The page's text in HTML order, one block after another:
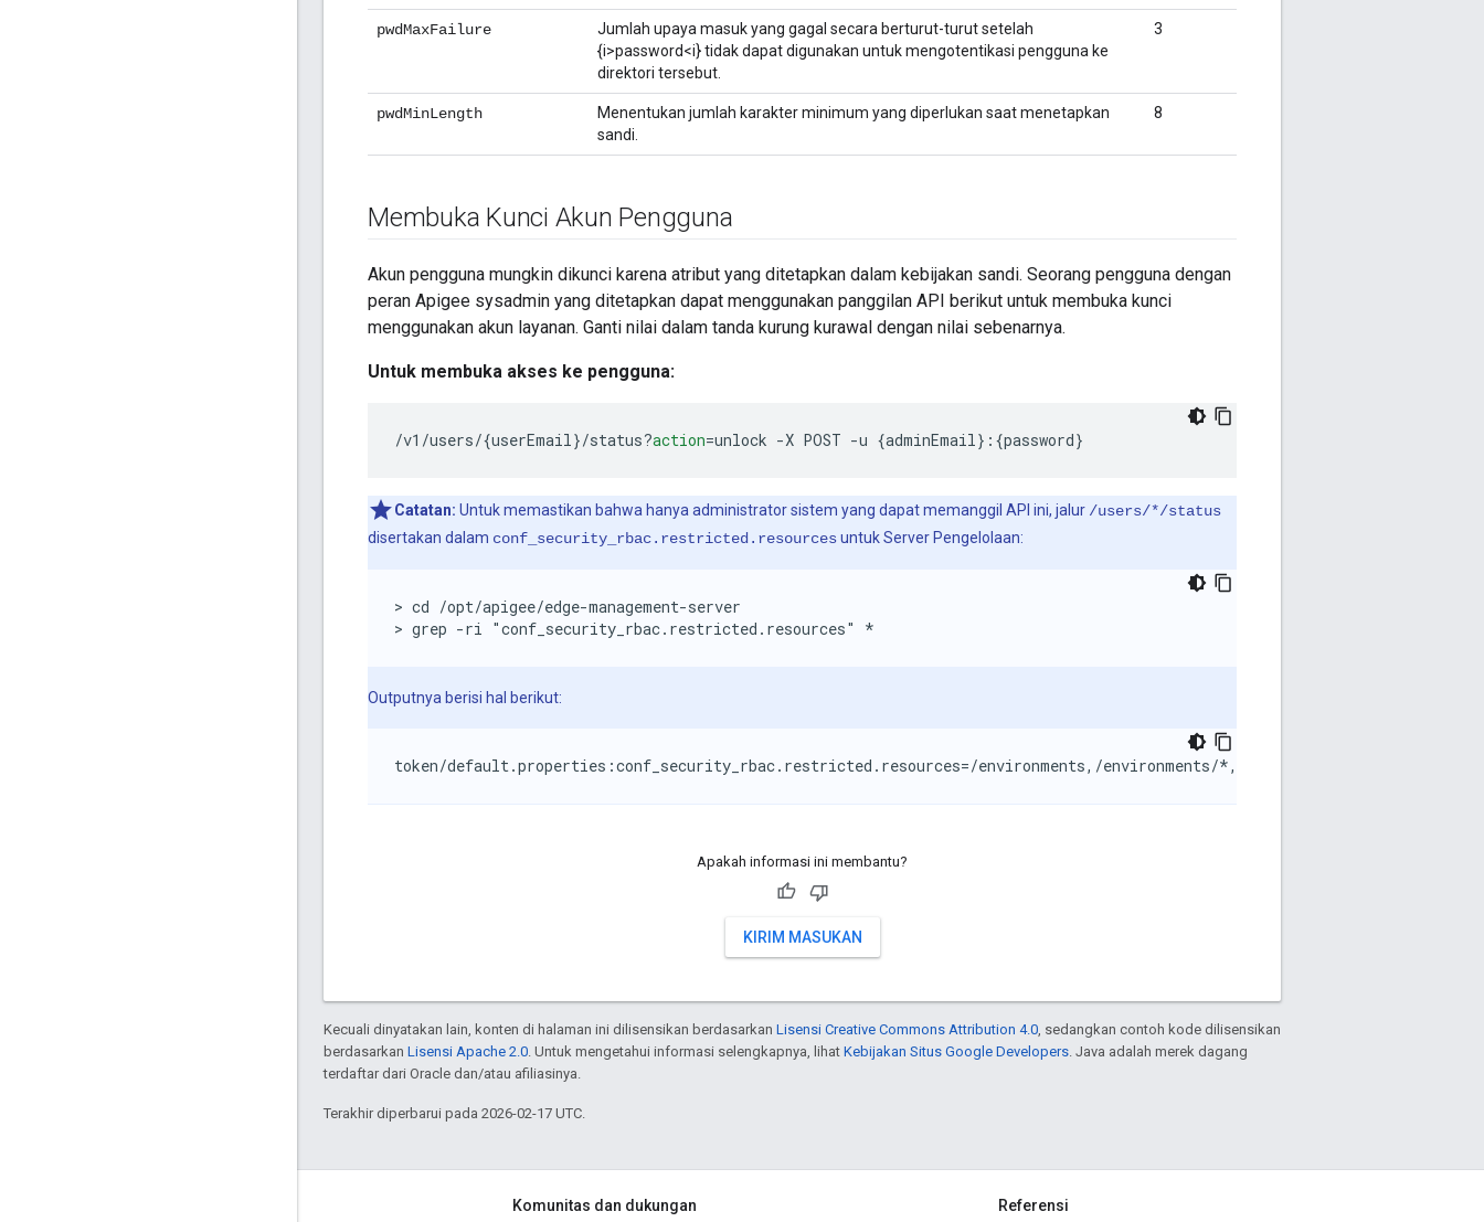
pwdMaxFailure
Jumlah upaya masuk yang gagal secara berturut-turut setelah
{i>password<i} tidak dapat digunakan untuk mengotentikasi pengguna ke
direktori tersebut.
3
pwdMinLength
Menentukan jumlah karakter minimum yang diperlukan saat menetapkan
sandi.
8
Membuka Kunci Akun Pengguna
Akun pengguna mungkin dikunci karena atribut yang ditetapkan dalam kebijakan sandi. Seorang pengguna dengan
peran Apigee sysadmin yang ditetapkan dapat menggunakan panggilan API berikut untuk membuka kunci
menggunakan akun layanan. Ganti nilai dalam tanda kurung kurawal dengan nilai sebenarnya.
Untuk membuka akses ke pengguna:
/v1/users/{userEmail}/status?action=unlock -X POST -u {adminEmail}:{password}
Catatan: Untuk memastikan bahwa hanya administrator sistem yang dapat memanggil API ini, jalur /users/*/status
disertakan dalam conf_security_rbac.restricted.resourcesuntuk Server Pengelolaan:
> cd /opt/apigee/edge-management-server
> grep -ri "conf_security_rbac.restricted.resources" *
Outputnya berisi hal berikut:
token/default.properties:conf_security_rbac.restricted.resources=/environments,/environments/*,/environments/*/
Apakah informasi ini membantu?
KIRIM MASUKAN
Kecuali dinyatakan lain, konten di halaman ini dilisensikan berdasarkan Lisensi Creative Commons Attribution 4.0, sedangkan contoh kode dilisensikan
berdasarkan Lisensi Apache 2.0. Untuk mengetahui informasi selengkapnya, lihat Kebijakan Situs Google Developers. Java adalah merek dagang
terdaftar dari Oracle dan/atau afiliasinya.
Terakhir diperbarui pada 2026-02-17 UTC.
Komunitas dan dukungan Referensi